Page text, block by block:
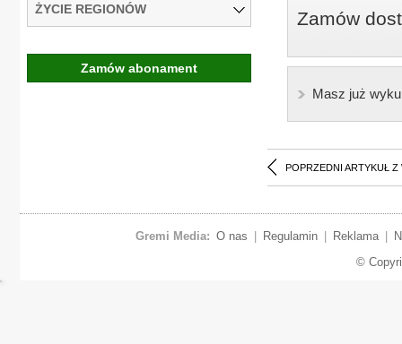
Zamów
Masz już
POPRZEDNI ARTYKUŁ Z
ŻYCIE REGIONÓW
Zamów abonament
Gremi Media: O nas Regulamin Reklama
©